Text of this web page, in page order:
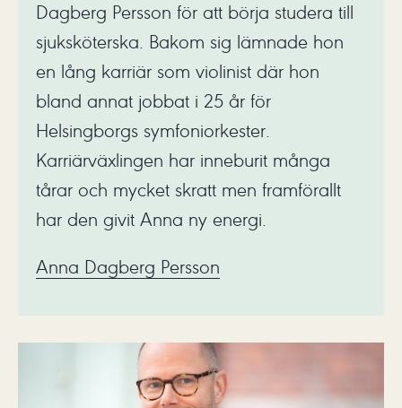
Dagberg Persson för att börja studera till
sjuksköterska. Bakom sig lämnade hon
en lång karriär som violinist där hon
bland annat jobbat i 25 år för
Helsingborgs symfoniorkester.
Karriärväxlingen har inneburit många
tårar och mycket skratt men framförallt
har den givit Anna ny energi.
Anna Dagberg Persson